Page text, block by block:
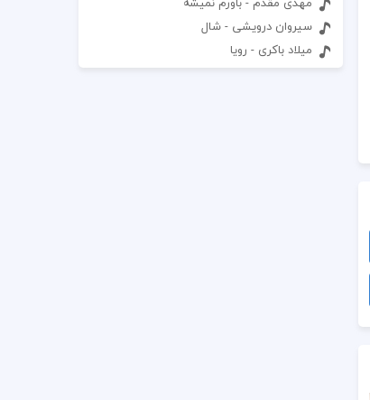
سیروان درویشی - شال
میلاد باکری - رویا